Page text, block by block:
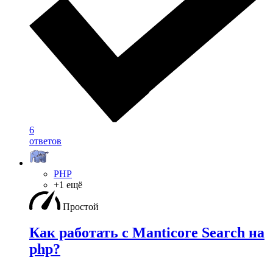
6
ответов
PHP
+1 ещё
Простой
Как работать с Manticore Search на
php?